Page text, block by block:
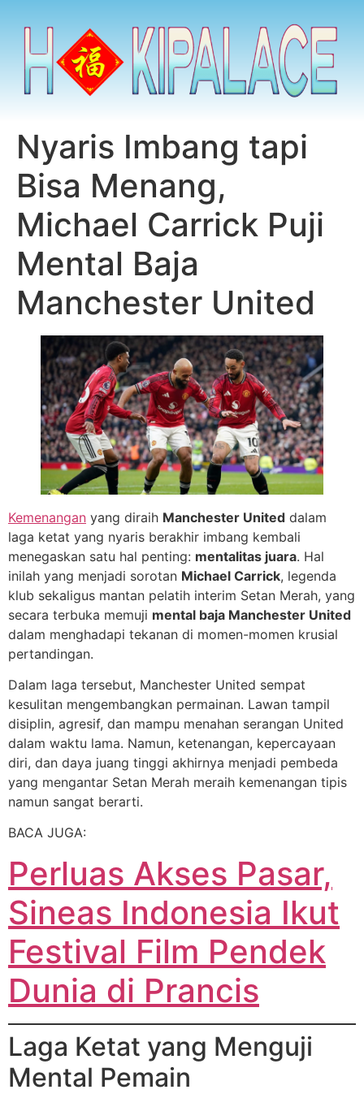
Nyaris Imbang tapi
Bisa Menang,
Michael Carrick Puji
Mental Baja
Manchester United
Kemenangan yang diraih Manchester United dalam
laga ketat yang nyaris berakhir imbang kembali
menegaskan satu hal penting: mentalitas juara. Hal
inilah yang menjadi sorotan Michael Carrick, legenda
klub sekaligus mantan pelatih interim Setan Merah, yang
secara terbuka memuji mental baja Manchester United
dalam menghadapi tekanan di momen-momen krusial
pertandingan.
Dalam laga tersebut, Manchester United sempat
kesulitan mengembangkan permainan. Lawan tampil
disiplin, agresif, dan mampu menahan serangan United
dalam waktu lama. Namun, ketenangan, kepercayaan
diri, dan daya juang tinggi akhirnya menjadi pembeda
yang mengantar Setan Merah meraih kemenangan tipis
namun sangat berarti.
BACA JUGA:
Perluas Akses Pasar,
Sineas Indonesia Ikut
Festival Film Pendek
Dunia di Prancis
Laga Ketat yang Menguji
Mental Pemain